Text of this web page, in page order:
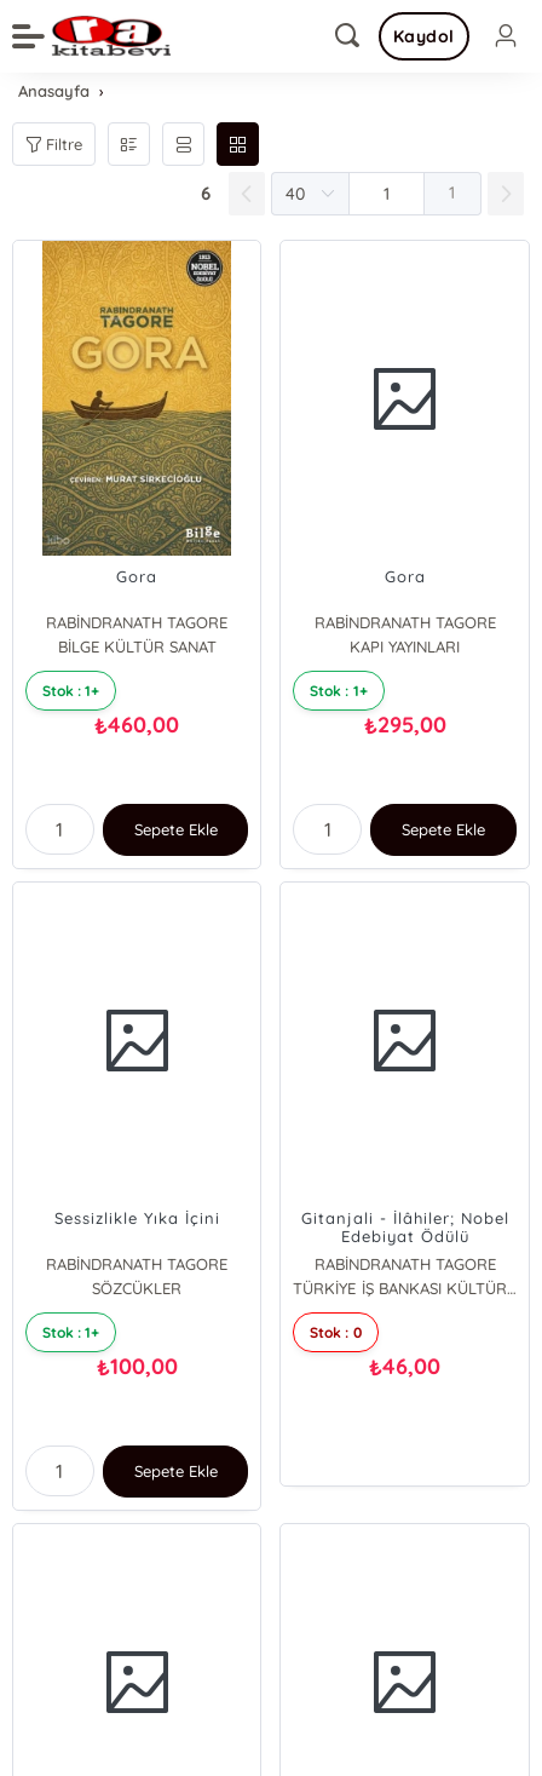
Kaydol
Anasayfa
Filtre
6 1
Gora
RABİNDRANATH TAGORE
BİLGE KÜLTÜR SANAT
Stok : 1+
₺460,00
Sepete Ekle
Gora
RABİNDRANATH TAGORE
KAPI YAYINLARI
Stok : 1+
₺295,00
Sepete Ekle
Sessizlikle Yıka İçini
RABİNDRANATH TAGORE
SÖZCÜKLER
Stok : 1+
₺100,00
Sepete Ekle
Gitanjali - İlâhiler; Nobel
Edebiyat Ödülü
RABİNDRANATH TAGORE
TÜRKİYE İŞ BANKASI KÜLTÜR YAYINLARI
Stok : 0
₺46,00